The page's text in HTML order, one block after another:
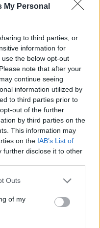
My Personal
to third parties, or
information for
the below opt-out
note that after your
continue seeing
information utilized by
to third parties prior to
out of the further
by third parties on the
This information may
on the IAB’s List of
further disclose it to other
Outs
of my
Ξενιδάκη και Λαγό
τα 800μ. στο μίτινγκ
της ρεκόρ στον